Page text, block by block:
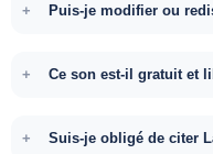
Puis-je modifier ou
Ce son est-il gratuit et
Suis-je obligé de citer